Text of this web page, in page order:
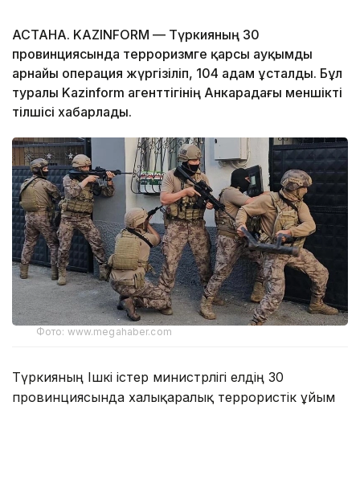
АСТАНА. KAZINFORM — Түркияның 30
провинциясында терроризмге қарсы ауқымды
арнайы операция жүргізіліп, 104 адам ұсталды. Бұл
туралы Kazinform агенттігінің Анкарадағы меншікті
тілшісі хабарлады.
Фото: www.megahaber.com
Түркияның Ішкі істер министрлігі елдің 30
провинциясында халықаралық террористік ұйым